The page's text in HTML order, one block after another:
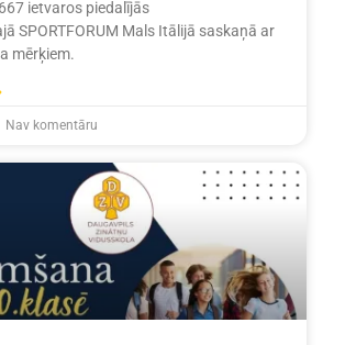
ietvaros piedalījās
SPORTFORUM Mals Itālijā saskaņā ar
mērķiem.
Nav komentāru